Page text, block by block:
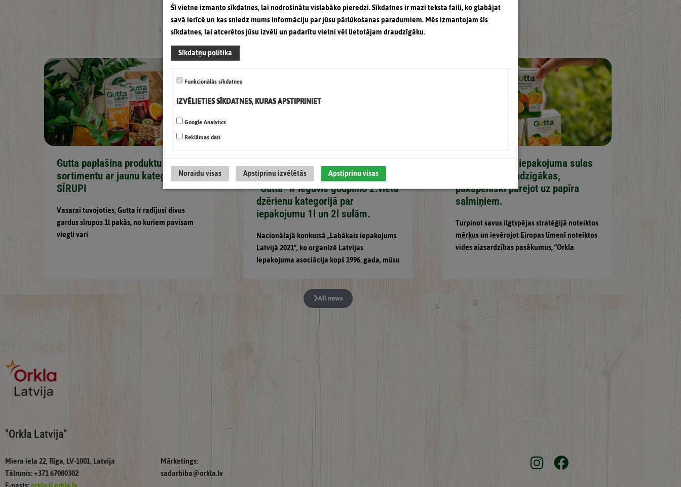
Recent Articles
Gutta paplašina produktu
sortimentu ar jaunu kategoriju:
SĪRUPI
Vasarai tuvojoties, Gutta ir radījusi divus
gardus sīrupus 1l pakās, no kuriem pavisam
viegli vari
Nacionālajā konkursā „Labākais
iepakojums Latvijā 2021” zīmols
“Gutta” ir ieguvis godpilno 2.vietu
dzērienu kategorijā par
iepakojumu 1l un 2l sulām.
Nacionālajā konkursā „Labākais iepakojums
Latvijā 2021”, ko organizē Latvijas
Iepakojuma asociācija kopš 1996. gada, mūsu
“Guttas” mazā iepakojuma sulas
kļūst videi draudzīgākas,
pakāpeniski pārejot uz papīra
salmiņiem.
Turpinot savus ilgtspējas stratēģijā noteiktos
mērķus un ievērojot Eiropas līmenī noteiktos
vides aizsardzības pasākumus, “Orkla
All news
"Orkla Latvija"
Miera iela 22, Rīga, LV-1001, Latvija
Tālrunis: +371 67080302
Mārketings:
sadarbiba@orkla.lv
Šī vietne izmanto sīkdatnes, lai nodrošinātu vislabāko pieredzi. Sīkdatnes ir mazi teksta faili, ko glabājat
savā ierīcē un kas sniedz mums informāciju par jūsu pārlūkošanas paradumiem. Mēs izmantojam šīs
sīkdatnes, lai atcerētos jūsu izvēli un padarītu vietni vēl lietotājam draudzīgāku.
Sīkdatņu politika
Funkcionālās sīkdatnes
IZVĒLIETIES SĪKDATNES, KURAS APSTIPRINIET
Google Analytics
Reklāmas dati
Noraidu visas Apstiprinu izvēlētās Apstiprinu visas